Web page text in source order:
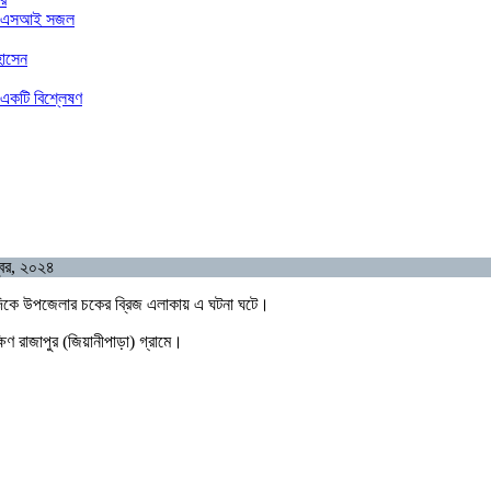
এএসআই সজল
বিশ্লেষণ
২০২৪
উপজেলার চকের ব্রিজ এলাকায় এ ঘটনা ঘটে।
(জিয়ানীপাড়া) গ্রামে।